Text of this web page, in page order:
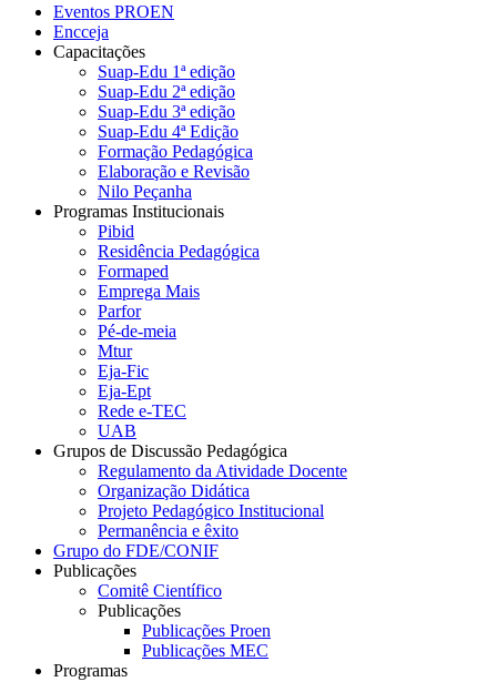
Eventos PROEN
Encceja
Capacitações
Suap-Edu 1ª edição
Suap-Edu 2ª edição
Suap-Edu 3ª edição
Suap-Edu 4ª Edição
Formação Pedagógica
Elaboração e Revisão
Nilo Peçanha
Programas Institucionais
Pibid
Residência Pedagógica
Formaped
Emprega Mais
Parfor
Pé-de-meia
Mtur
Eja-Fic
Eja-Ept
Rede e-TEC
UAB
Grupos de Discussão Pedagógica
Regulamento da Atividade Docente
Organização Didática
Projeto Pedagógico Institucional
Permanência e êxito
Grupo do FDE/CONIF
Publicações
Comitê Científico
Publicações
Publicações Proen
Publicações MEC
Programas